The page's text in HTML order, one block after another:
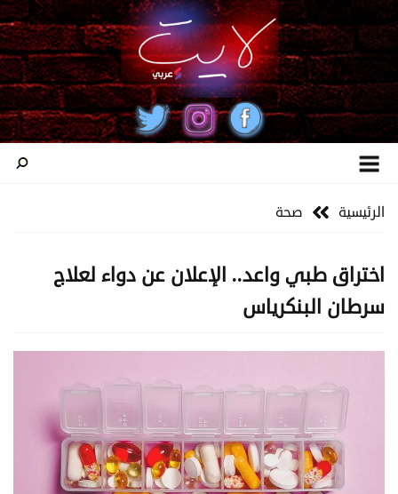
الرئيسية صحة
اختراق طبي واعد.. الإعلان عن دواء لعلاج
سرطان البنكرياس